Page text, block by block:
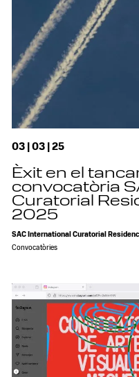
03 | 03 | 25
Èxit en el
convocatòria
Curatorial
2025
SAC International Curatorial
Convocatòries